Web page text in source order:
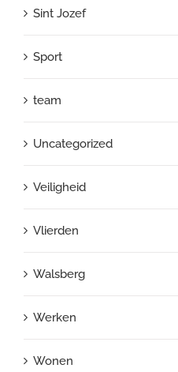
Sint Jozef
Sport
team
Uncategorized
Veiligheid
Vlierden
Walsberg
Werken
Wonen